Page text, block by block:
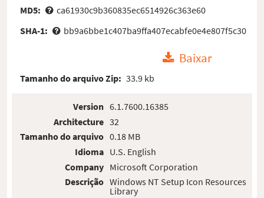
MD5:
ca61930c9b360835ec6514926c363e60
SHA-1:
bb9a6bbe1c407ba9ffa407ecabfe0e4e807f5c30
Baixar
Tamanho do arquivo Zip: 33.9 kb
Version
Architecture
Tamanho do arquivo
Idioma
Company
Descrição
6.1.7600.16385
32
0.18 MB
U.S. English
Microsoft Corporation
Windows NT Setup Icon Resources
Library